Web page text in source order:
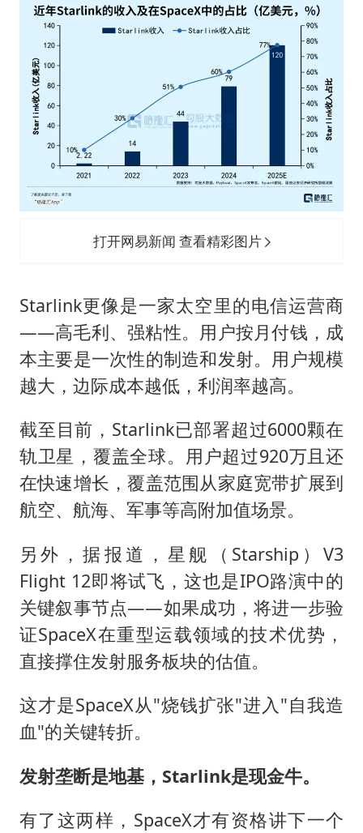
打开网易新闻 查看精彩图片
Starlink更像是一家太空里的电信运营商
——高毛利、强粘性。用户按月付钱，成
本主要是一次性的制造和发射。用户规模
越大，边际成本越低，利润率越高。
截至目前，Starlink已部署超过6000颗在
轨卫星，覆盖全球。用户超过920万且还
在快速增长，覆盖范围从家庭宽带扩展到
航空、航海、军事等高附加值场景。
另外，据报道，星舰（Starship）V3
Flight 12即将试飞，这也是IPO路演中的
关键叙事节点——如果成功，将进一步验
证SpaceX在重型运载领域的技术优势，
直接撑住发射服务板块的估值。
这才是SpaceX从"烧钱扩张"进入"自我造
血"的关键转折。
发射垄断是地基， Starlink是现金牛。
有了这两样，SpaceX才有资格讲下一个